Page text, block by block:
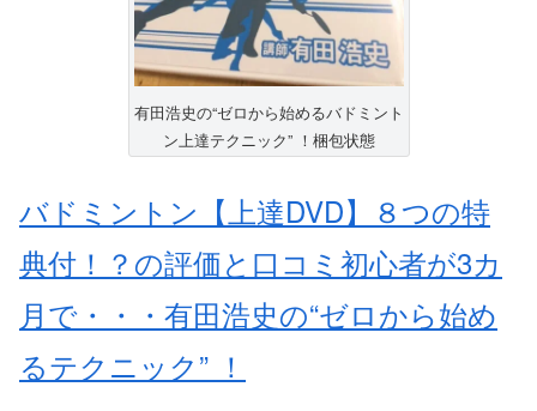
有田浩史の“ゼロから始めるバドミント
ン上達テクニック” ！梱包状態
バドミントン【上達DVD】８つの特
典付！？の評価と口コミ初心者が3カ
月で・・・有田浩史の“ゼロから始め
るテクニック” ！